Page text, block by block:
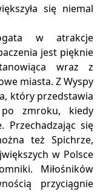
się niemal
w atrakcje
jest pięknie
wraz z
miasta. Z Wyspy
który przedstawia
zmroku, kiedy
Przechadzając się
też Spichrze,
w Polsce
Miłośników
przyciągnie